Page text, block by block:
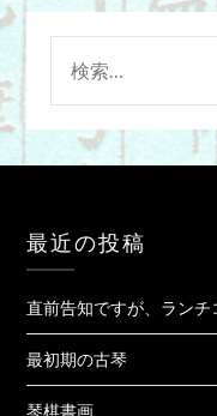
索:
最近の投稿
直前告知ですが、ラン
最初期の古琴
琴棋書画